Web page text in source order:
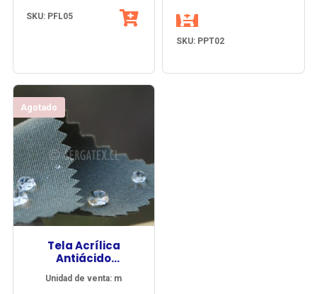
terminación anti-pilling en
SKU: PFL05
Mantiene el balance
SKU: PPT02
Agotado
Tela Acrílica
Antiácido
RESISTELA®
Unidad de venta: m